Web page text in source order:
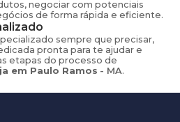
negociar com potenciais
de forma rápida e eficiente.
sempre que precisar,
pronta para te ajudar e
etapas do processo de
em Paulo Ramos - MA.